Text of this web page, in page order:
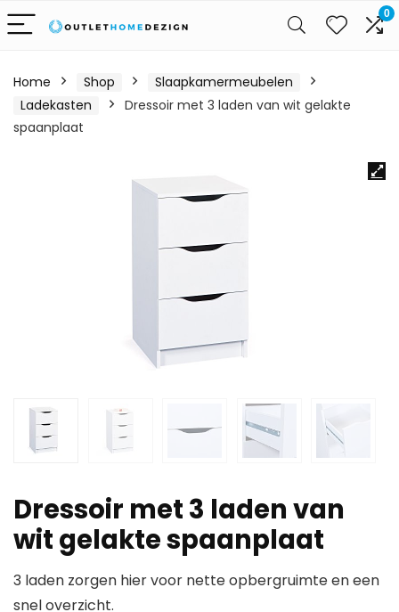
0
Home Shop
Slaapkamermeubelen
Ladekasten
Dressoir met 3 laden van wit gelakte
spaanplaat
Dressoir met 3 laden van
wit gelakte spaanplaat
3 laden zorgen hier voor nette opbergruimte en een
snel overzicht.